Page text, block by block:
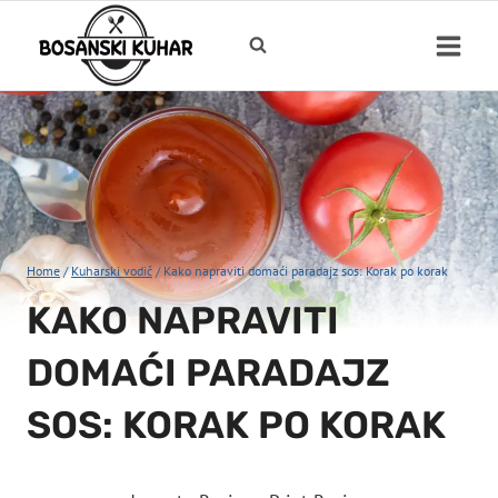
Home / Kuharski vodič / Kako napraviti domaći paradajz sos: Korak po korak
KAKO NAPRAVITI
DOMAĆI PARADAJZ
SOS: KORAK PO KORAK